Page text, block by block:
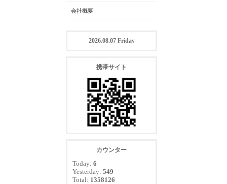
会社概要
2026.08.07 Friday
携帯サイト
カウンター
Today: 6
Yesterday: 549
Total: 1358126